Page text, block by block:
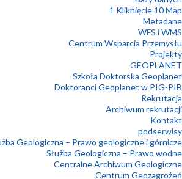
1 Kliknięcie 10 Map
Metadane
WFS i WMS
Centrum Wsparcia Przemysłu
Projekty
GEOPLANET
Szkoła Doktorska Geoplanet
Doktoranci Geoplanet w PIG-PIB
Rekrutacja
Archiwum rekrutacji
Kontakt
podserwisy
Geologiczna – Prawo geologiczne i górnicze
Służba Geologiczna – Prawo wodne
Centralne Archiwum Geologiczne
Centrum Geozagrożeń